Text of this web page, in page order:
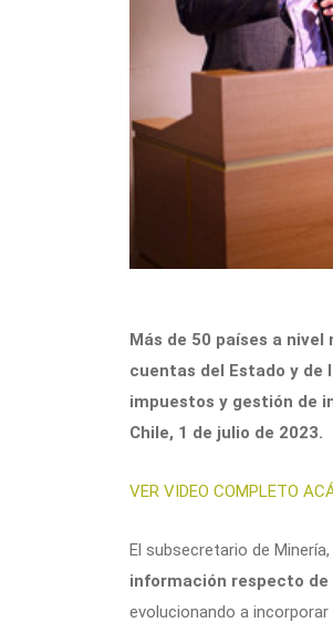
Más de 50 países a
cuentas del Estado y de
impuestos y gestión de
Chile, 1 de julio de 2023.
VER VIDEO COMPLETO
El subsecretario de Minería,
información respecto de
evolucionando a